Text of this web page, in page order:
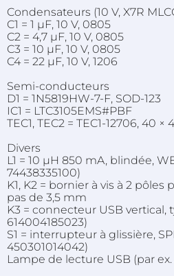
Condensateurs (10 V, X7R
C1 = 1 µF, 10 V, 0805
C2 = 4,7 µF, 10 V, 0805
C3 = 10 µF, 10 V, 0805
C4 = 22 µF, 10 V, 1206
Semi-conducteurs
D1 = 1N5819HW-7-F, SOD-123
IC1 = LTC3105EMS#PBF
TEC1, TEC2 = TEC1-12706, 40 ×
Divers
L1 = 10 µH 850 mA, blindée,
74438335100)
K1, K2 = bornier à vis à 2
pas de 3,5 mm
K3 = connecteur USB vertical,
614004185023)
S1 = interrupteur à glissière,
450301014042)
Lampe de lecture USB (par ex.